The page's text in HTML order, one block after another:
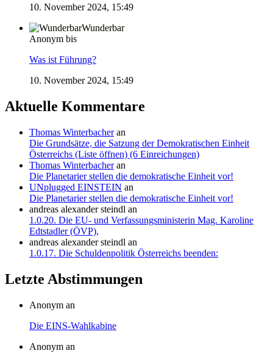
10. November 2024, 15:49
Wunderbar
Anonym bis
Was ist Führung?
10. November 2024, 15:49
Aktuelle Kommentare
Thomas Winterbacheran
Die Grundsätze, die Satzung der Demokratischen Einheit
Österreichs (Liste öffnen) (6 Einreichungen)
Thomas Winterbacheran
Die Planetarier stellen die demokratische Einheit vor!
UNplugged EINSTEIN an
Die Planetarier stellen die demokratische Einheit vor!
andreas alexander steindl an
1.0.20. Die EU- und Verfassungsministerin Mag. Karoline
Edtstadler (ÖVP),
andreas alexander steindl an
1.0.17. Die Schuldenpolitik Österreichs beenden:
Letzte Abstimmungen
Anonym an
Die EINS-Wahlkabine
Anonym an